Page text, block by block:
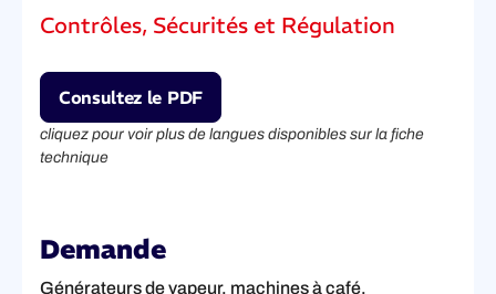
Contrôles, Sécurités et Régulation
Consultez le PDF
cliquez pour voir plus de langues disponibles sur la fiche
technique
Demande
Générateurs de vapeur, machines à café,